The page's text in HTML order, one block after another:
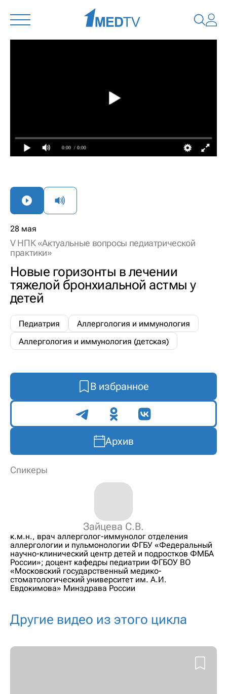
0:00 / 0:00
28 мая
V НПК «Актуальные вопросы педиатрической
практики»
Новые горизонты в лечении
тяжелой бронхиальной астмы у
детей
Педиатрия
Аллергология и иммунология
Аллергология и иммунология (детская)
В избранное
Поделиться
Архив
Спикеры
Зайцева С.В.
к.м.н., врач аллерголог-иммунолог отделения
аллергологии и пульмонологии ФГБУ «Федеральный
научно-клинический центр детей и подростков ФМБА
России»; доцент кафедры педиатрии ФГБОУ ВО
«Московский государственный медико-
стоматологический университет им. А.И.
Евдокимова» Минздрава России
Другие видео из этого цикла